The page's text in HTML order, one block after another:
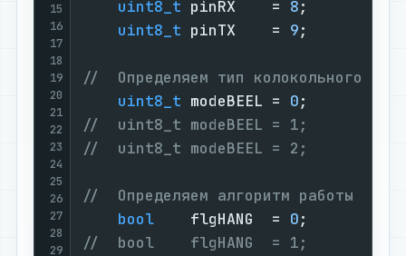
15
16
17
18
19
20
21
22
23
24
25
26
27
28
29
uint8_t pinRX    = 8
uint8_t pinTX    = 9
//  Определяем тип колокольного
uint8_t modeBEEL = 0
//  uint8_t modeBEEL = 1;
//  uint8_t modeBEEL = 2;
//  Определяем алгоритм работы
bool
    flgHANG  =
0
//  bool    flgHANG  = 1;